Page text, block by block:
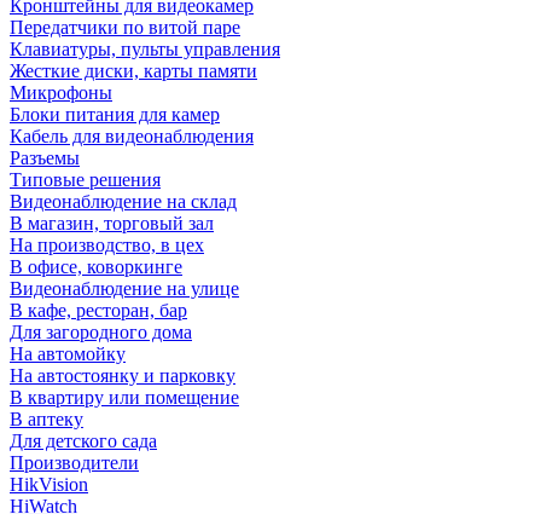
Кронштейны для видеокамер
Передатчики по витой паре
Клавиатуры, пульты управления
Жесткие диски, карты памяти
Микрофоны
Блоки питания для камер
Кабель для видеонаблюдения
Разъемы
Типовые решения
Видеонаблюдение на склад
В магазин, торговый зал
На производство, в цех
В офисе, коворкинге
Видеонаблюдение на улице
В кафе, ресторан, бар
Для загородного дома
На автомойку
На автостоянку и парковку
В квартиру или помещение
В аптеку
Для детского сада
Производители
HikVision
HiWatch